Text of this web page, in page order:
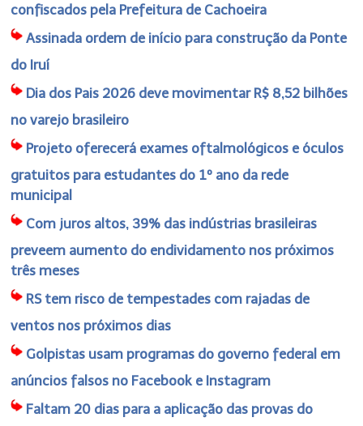
confiscados pela Prefeitura de Cachoeira
Assinada ordem de início para construção da Ponte
do Iruí
Dia dos Pais 2026 deve movimentar R$ 8,52 bilhões
no varejo brasileiro
Projeto oferecerá exames oftalmológicos e óculos
gratuitos para estudantes do 1º ano da rede
municipal
Com juros altos, 39% das indústrias brasileiras
preveem aumento do endividamento nos próximos
três meses
RS tem risco de tempestades com rajadas de
ventos nos próximos dias
Golpistas usam programas do governo federal em
anúncios falsos no Facebook e Instagram
Faltam 20 dias para a aplicação das provas do